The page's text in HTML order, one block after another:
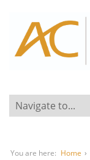
You are here: Home ›